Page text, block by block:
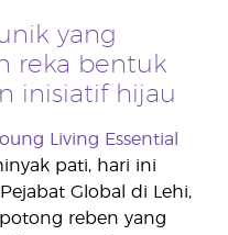
yang
reka bentuk
inisiatif hijau
Living Essential
pati, hari ini
Global di Lehi,
reben yang